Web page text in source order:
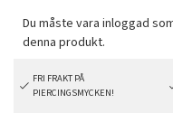
FRI FRAKT PÅ
PIERCINGSMYCKEN!